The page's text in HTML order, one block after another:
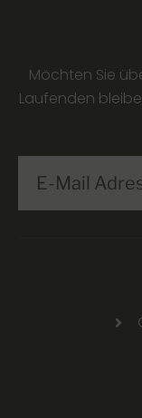
Möchten Sie
Laufenden